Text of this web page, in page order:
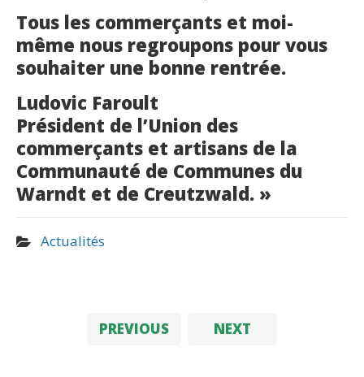
Tous les commerçants et moi-
même nous regroupons pour vous
souhaiter une bonne rentrée.
Ludovic Faroult
Président de l’Union des
commerçants et artisans de la
Communauté de Communes du
Warndt et de Creutzwald. »
Actualités
PREVIOUS NEXT